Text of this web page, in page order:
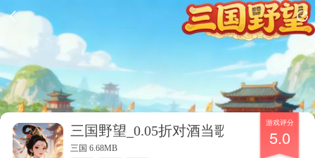
三国野望_0.05折对酒当歌
三国 6.68MB
游戏评分
5.0